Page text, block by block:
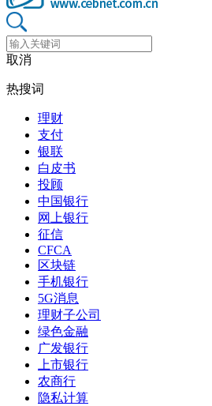
取消
热搜词
理财
支付
银联
白皮书
投顾
中国银行
网上银行
征信
CFCA
区块链
手机银行
5G消息
理财子公司
绿色金融
广发银行
上市银行
农商行
隐私计算